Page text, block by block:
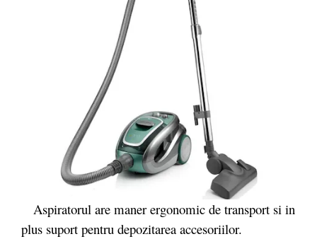
Aspiratorul are maner ergonomic de transport si in
plus suport pentru depozitarea accesoriilor.